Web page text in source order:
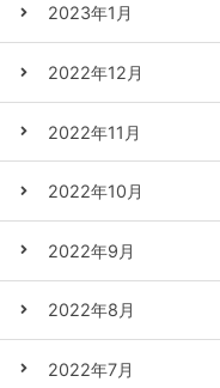
2023年1月
2022年12月
2022年11月
2022年10月
2022年9月
2022年8月
2022年7月